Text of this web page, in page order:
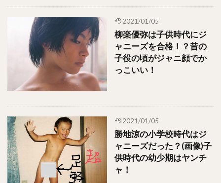
2021/01/05
柳楽優弥は子供時代にジ
ャニーズを合格！？昔の
子役の頃がジャニ顔でか
っこいい！
2021/01/05
勝地涼の小学校時代はジ
ャニーズだった？(画像)子
供時代の幼少期はヤンチ
ャ！